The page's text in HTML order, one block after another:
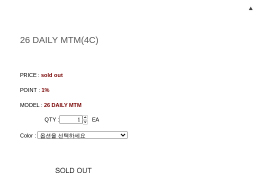
26 DAILY MTM(4C)
PRICE : sold out
POINT : 1%
MODEL : 26 DAILY MTM
QTY : EA
Color :